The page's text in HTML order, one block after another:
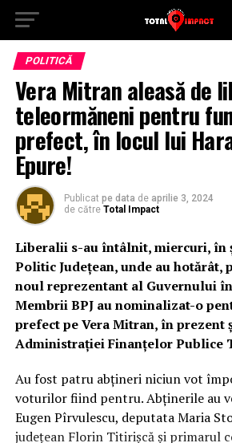
POLITICĂ
Vera Mitran aleasă de
teleormăneni pentru
prefect, în locul lui
Epure!
Publicat pe data de aprilie 3, 2024
de către Total Impact
Liberalii s-au întâlnit, miercuri, în
Politic Județean, unde au hotărât,
noul reprezentant al Guvernului
Membrii BPJ au nominalizat-o
prefect pe Vera Mitran, în prezent
Administrației Finanțelor Publice
Au fost patru abțineri niciun vot
voturilor fiind pentru. Abținerile au
Eugen Pîrvulescu, deputata Maria
județean Florin Titirișcă și primarul